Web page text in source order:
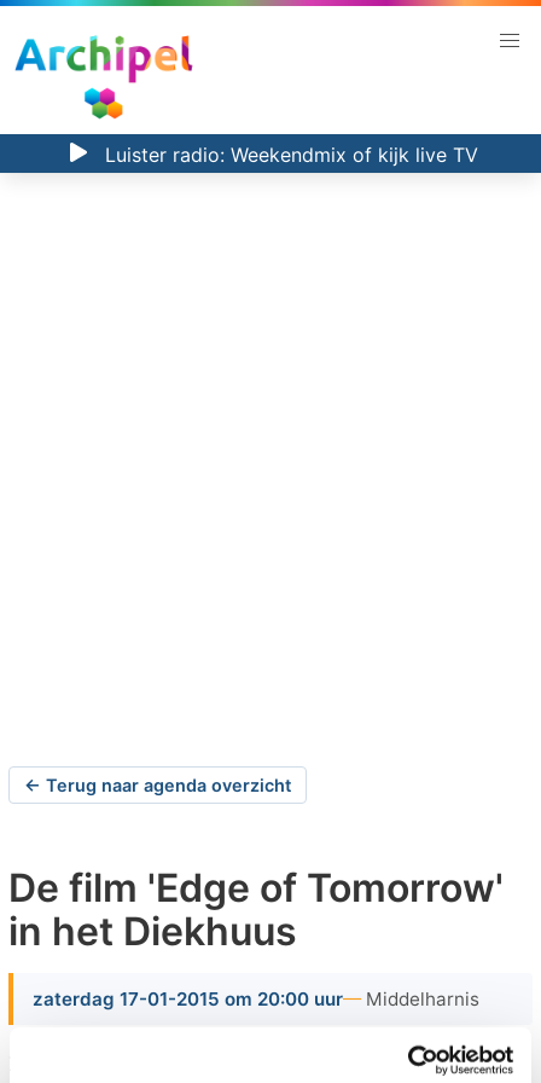
Luister radio: Weekendmix of kijk live TV
← Terug naar agenda overzicht
De film 'Edge of Tomorrow'
in het Diekhuus
zaterdag 17-01-2015 om 20:00 uur Middelharnis
Zaterdag 17 januari wordt de film 'Edge of Tomorrow'